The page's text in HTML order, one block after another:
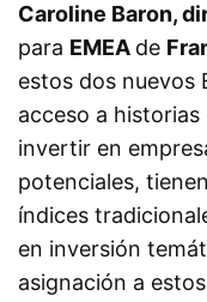
Caroline Baron,
para EMEA de
estos dos nuevos
acceso a
invertir en
potenciales,
índices
en inversión
asignación a